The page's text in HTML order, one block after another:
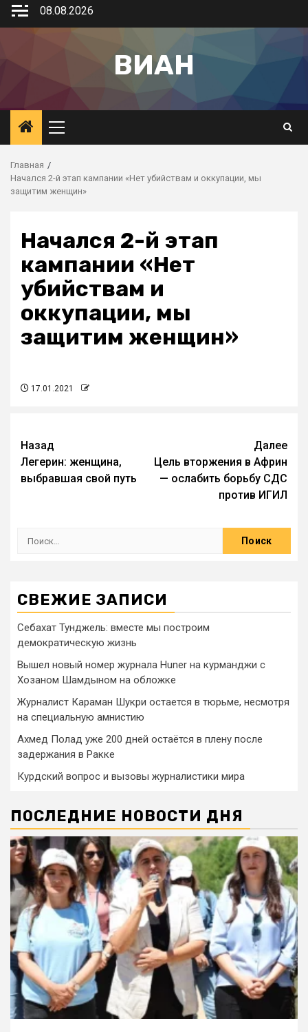
08.08.2026
ВИАН
Главная
Начался 2-й этап кампании «Нет убийствам и оккупации, мы
защитим женщин»
Начался 2-й этап
кампании «Нет
убийствам и
оккупации, мы
защитим женщин»
17.01.2021
Назад
Легерин: женщина,
выбравшая свой путь
Далее
Цель вторжения в Африн
— ослабить борьбу СДС
против ИГИЛ
СВЕЖИЕ ЗАПИСИ
Себахат Тунджель: вместе мы построим
демократическую жизнь
Вышел новый номер журнала Huner на курманджи с
Хозаном Шамдыном на обложке
Журналист Караман Шукри остается в тюрьме, несмотря
на специальную амнистию
Ахмед Полад уже 200 дней остаётся в плену после
задержания в Ракке
Курдский вопрос и вызовы журналистики мира
ПОСЛЕДНИЕ НОВОСТИ ДНЯ